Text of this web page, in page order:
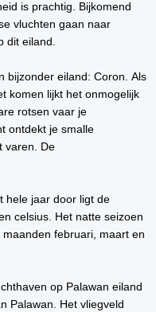
is prachtig. Bijkomend
vluchten gaan naar
dit eiland.
bijzonder eiland: Coron. Als
komen lijkt het onmogelijk
rotsen vaar je
ontdekt je smalle
varen. De
hele jaar door ligt de
celsius. Het natte seizoen
februari, maart en
op Palawan eiland
Palawan. Het vliegveld